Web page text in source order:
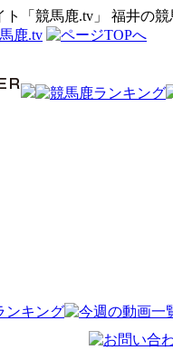
「競馬鹿.tv」 福井の